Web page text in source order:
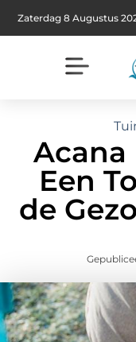
Zaterdag 8 Augustus
Acana
Een
de